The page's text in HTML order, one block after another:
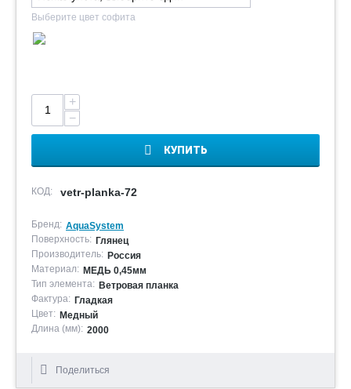
Выберите цвет софита
+
−
КУПИТЬ
КОД: vetr-planka-72
Бренд: AquaSystem
Поверхность: Глянец
Производитель: Россия
Материал: МЕДЬ 0,45мм
Тип элемента: Ветровая планка
Фактура: Гладкая
Цвет: Медный
Длина (мм): 2000
Поделиться